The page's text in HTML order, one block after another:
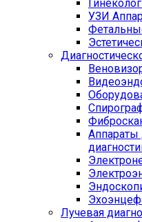
УЗИ
Аппараты
Лучевая